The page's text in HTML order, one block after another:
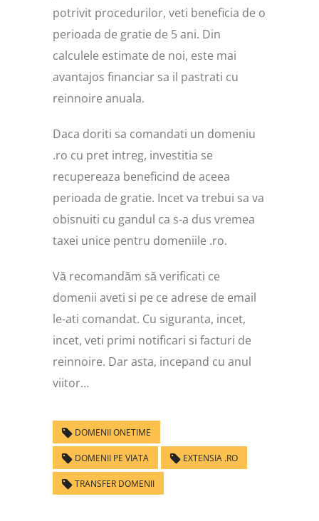
potrivit procedurilor, veti beneficia de o
perioada de gratie de 5 ani. Din
calculele estimate de noi, este mai
avantajos financiar sa il pastrati cu
reinnoire anuala.
Daca doriti sa comandati un domeniu
.ro cu pret intreg, investitia se
recupereaza beneficind de aceea
perioada de gratie. Incet va trebui sa va
obisnuiti cu gandul ca s-a dus vremea
taxei unice pentru domeniile .ro.
Vă recomandăm să verificati ce
domenii aveti si pe ce adrese de email
le-ati comandat. Cu siguranta, incet,
incet, veti primi notificari si facturi de
reinnoire. Dar asta, incepand cu anul
viitor…
DOMENII ONETIME
DOMENII PE VIATA EXTENSIA .RO
TRANSFER DOMENII